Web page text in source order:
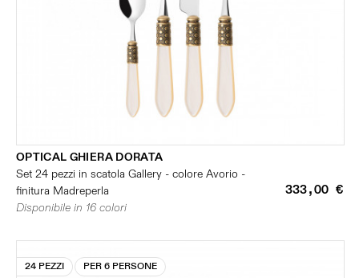
OPTICAL GHIERA DORATA
Set 24 pezzi in scatola Gallery - colore Avorio -
finitura Madreperla
333,00 €
Disponibile in 16 colori
24 PEZZI PER 6 PERSONE